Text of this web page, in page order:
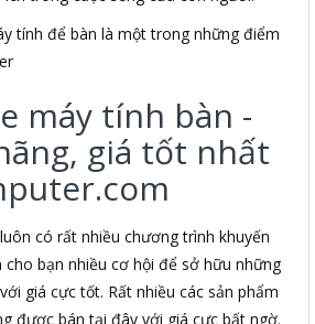
tính để bàn là một trong những điểm
máy tính bàn -
giá tốt nhất
có rất nhiều chương trình khuyến
bạn nhiều cơ hội để sở hữu những
giá cực tốt. Rất nhiều các sản phẩm
được bán tại đây với giá cực bất ngờ.